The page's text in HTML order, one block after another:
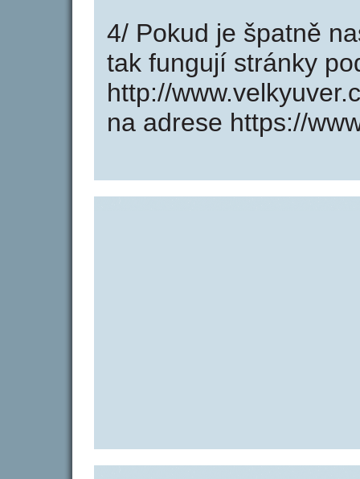
4/ Pokud je špatně
tak fungují stránky
http://
na adrese https://